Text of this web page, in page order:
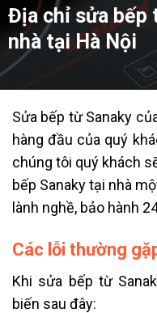
Địa chỉ sửa bếp
nhà tại Hà Nội
Sửa bếp từ Sanaky
hàng đầu của quý
chúng tôi quý khách
bếp Sanaky tại nhà
lành nghề, bảo hành
Các lỗi thường
Khi sửa bếp từ
biến sau đây: